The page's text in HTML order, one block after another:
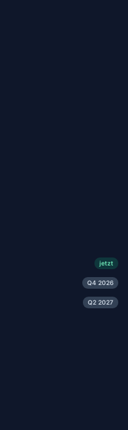
jetzt
Q4 2026
Q2 2027